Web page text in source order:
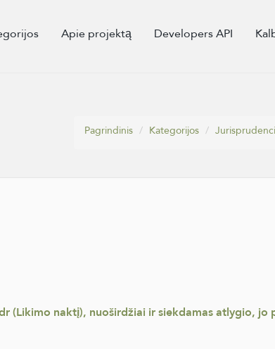
Apie projektą Developers API
Pagrindinis
Kategorijos
(Likimo naktį), nuoširdžiai ir siekdamas atlygio, jo